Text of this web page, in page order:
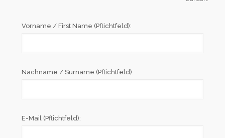
Vorname / First Name (Pflichtfeld):
Nachname / Surname (Pflichtfeld):
E-Mail (Pflichtfeld):